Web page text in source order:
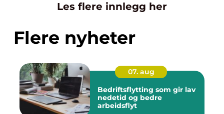
Les flere innlegg her
Flere nyheter
07. aug
Bedriftsflytting som gir lav
nedetid og bedre
arbeidsflyt